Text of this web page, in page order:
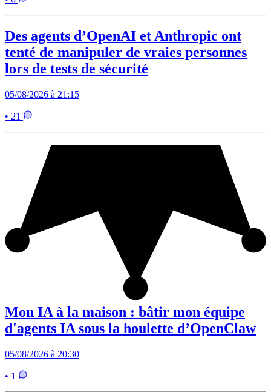
Des agents d’OpenAI et Anthropic ont
tenté de manipuler de vraies personnes
lors de tests de sécurité
05/08/2026 à 21:15
• 21
Mon IA à la maison : bâtir mon équipe
d'agents IA sous la houlette d’OpenClaw
05/08/2026 à 20:30
• 1